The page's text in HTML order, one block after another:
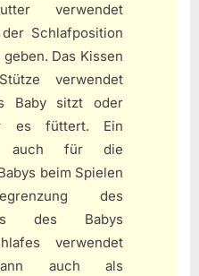
verwendet
Schlafposition
Das Kissen
verwendet
Baby sitzt oder
es füttert. Ein
auch für die
beim Spielen
des
des Babys
verwendet
auch als